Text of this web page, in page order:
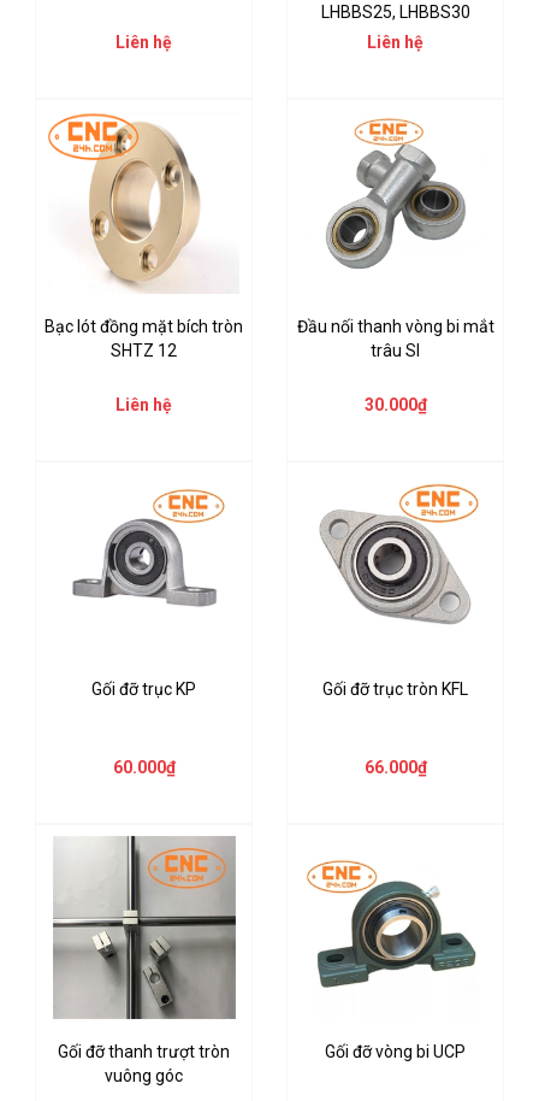
Liên hệ
LHBBS25, LHBBS30
Liên hệ
Bạc lót đồng mặt bích tròn
SHTZ 12
Liên hệ
Đầu nối thanh vòng bi mắt
trâu SI
30.000₫
Gối đỡ trục KP
60.000₫
Gối đỡ trục tròn KFL
66.000₫
Gối đỡ thanh trượt tròn
vuông góc
Gối đỡ vòng bi UCP